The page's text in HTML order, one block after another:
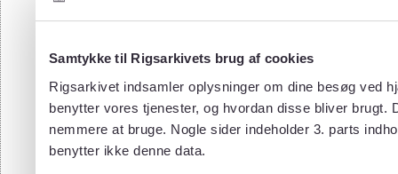
Samtykke til Rigsarkivets brug af cookies
Rigsarkivet indsamler oplysninger om dine besøg ved
benytter vores tjenester, og hvordan disse bliver
nemmere at bruge. Nogle sider indeholder 3. parts
benytter ikke denne data.